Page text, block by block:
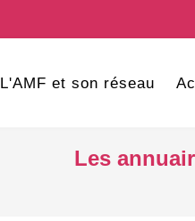
L'AMF et son réseau
Les